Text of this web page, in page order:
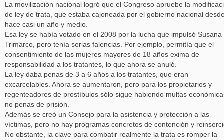
La movilización nacional logró que el Congreso apruebe la
de ley de trata, que estaba cajoneada por el gobierno nacional
hace casi un año y medio.
Esa ley se había votado en el 2008 por la lucha que impulsó Susana
Trimarco, pero tenía serias falencias. Por ejemplo, permitía que el
consentimiento de las mujeres mayores de 18 años exima de
responsabilidad a los tratantes, lo que ahora se anuló.
La ley daba penas de 3 a 6 años a los tratantes, que eran
excarcelables. Ahora se aumentaron, pero para los propietarios y
regenteadores de prostíbulos sólo sigue habiendo multas
no penas de prisión.
Además se creó un Consejo para la asistencia y protección a las
víctimas, pero no hay programas concretos de contención y
No obstante, la clave para combatir realmente la trata es romper la